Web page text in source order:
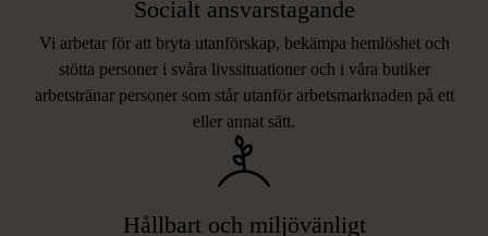
Socialt ansvarstagande
Vi arbetar för att bryta utanförskap, bekämpa hemlöshet och
stötta personer i svåra livssituationer och i våra butiker
arbetstränar personer som står utanför arbetsmarknaden på ett
eller annat sätt.
Hållbart och miljövänligt